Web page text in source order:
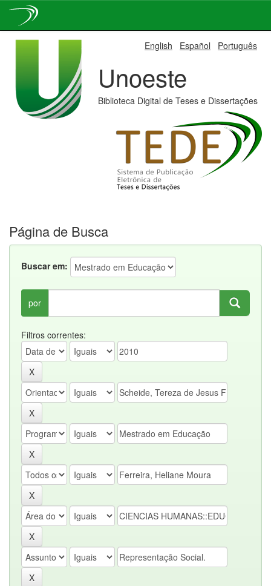
English Español Português
Unoeste
Biblioteca Digital de Teses e Dissertações
Página de Busca
Buscar em:
por
Filtros correntes: